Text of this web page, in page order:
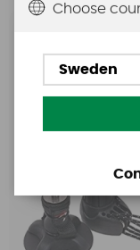
förlängare
Choose
Sweden